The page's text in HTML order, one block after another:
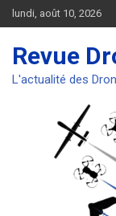
Aller
au
lundi, août 10, 2026
Revue
L'actualité des